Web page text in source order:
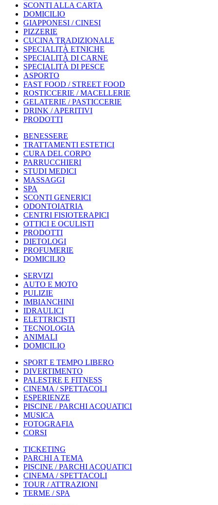
SCONTI ALLA CARTA
DOMICILIO
GIAPPONESI / CINESI
PIZZERIE
CUCINA TRADIZIONALE
SPECIALITÀ ETNICHE
SPECIALITÀ DI CARNE
SPECIALITÀ DI PESCE
ASPORTO
FAST FOOD / STREET FOOD
ROSTICCERIE / MACELLERIE
GELATERIE / PASTICCERIE
DRINK / APERITIVI
PRODOTTI
BENESSERE
TRATTAMENTI ESTETICI
CURA DEL CORPO
PARRUCCHIERI
STUDI MEDICI
MASSAGGI
SPA
SCONTI GENERICI
ODONTOIATRIA
CENTRI FISIOTERAPICI
OTTICI E OCULISTI
PRODOTTI
DIETOLOGI
PROFUMERIE
DOMICILIO
SERVIZI
AUTO E MOTO
PULIZIE
IMBIANCHINI
IDRAULICI
ELETTRICISTI
TECNOLOGIA
ANIMALI
DOMICILIO
SPORT E TEMPO LIBERO
DIVERTIMENTO
PALESTRE E FITNESS
CINEMA / SPETTACOLI
ESPERIENZE
PISCINE / PARCHI ACQUATICI
MUSICA
FOTOGRAFIA
CORSI
TICKETING
PARCHI A TEMA
PISCINE / PARCHI ACQUATICI
CINEMA / SPETTACOLI
TOUR / ATTRAZIONI
TERME / SPA